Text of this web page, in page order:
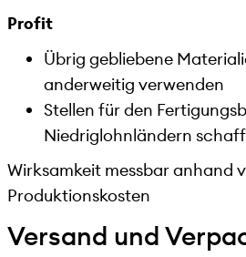
Profit
Übrig gebliebene
anderweitig verwenden
Stellen für den
Niedriglohnländern
Wirksamkeit messbar anhand
Produktionskosten
Versand und